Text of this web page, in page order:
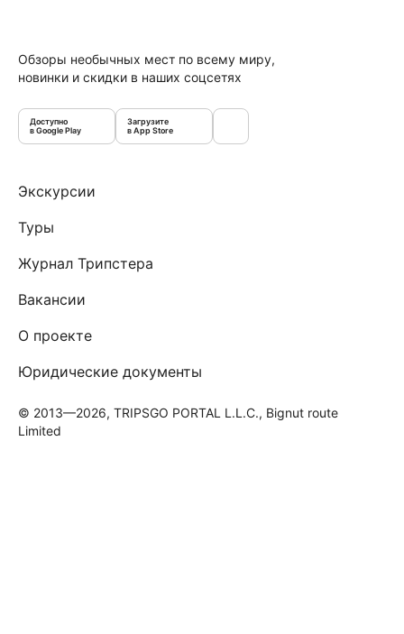
Обзоры необычных мест по всему миру,
новинки и скидки в наших соцсетях
Доступно
в Google Play
Загрузите
в App Store
Экскурсии
Туры
Журнал Трипстера
Вакансии
О проекте
Юридические документы
© 2013—2026, TRIPSGO PORTAL L.L.C., Bignut route
Limited